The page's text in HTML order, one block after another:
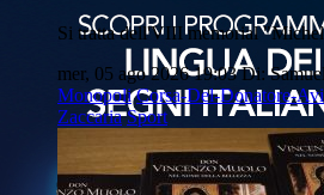
Si tratta dell'VIII memorial
mer, 05 ago 2026 19:03 Di:
Monopoli Corsa-Del-Donatore-
Zaccaria Sport